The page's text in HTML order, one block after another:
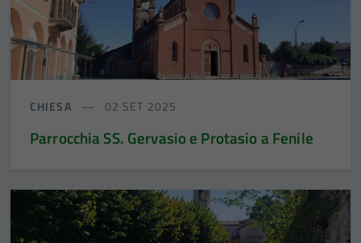
CHIESA 02 SET 2025
Parrocchia SS. Gervasio e Protasio a Fenile